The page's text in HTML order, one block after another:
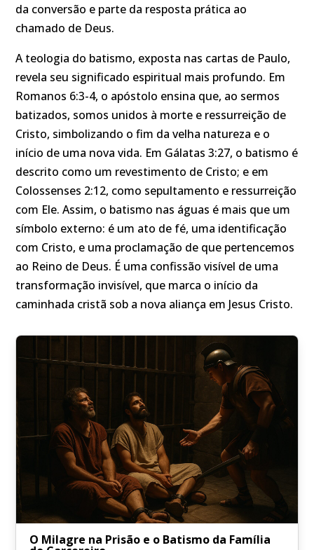
da conversão e parte da resposta prática ao
chamado de Deus.
A teologia do batismo, exposta nas cartas de Paulo,
revela seu significado espiritual mais profundo. Em
Romanos 6:3-4, o apóstolo ensina que, ao sermos
batizados, somos unidos à morte e ressurreição de
Cristo, simbolizando o fim da velha natureza e o
início de uma nova vida. Em Gálatas 3:27, o batismo é
descrito como um revestimento de Cristo; e em
Colossenses 2:12, como sepultamento e ressurreição
com Ele. Assim, o batismo nas águas é mais que um
símbolo externo: é um ato de fé, uma identificação
com Cristo, e uma proclamação de que pertencemos
ao Reino de Deus. É uma confissão visível de uma
transformação invisível, que marca o início da
caminhada cristã sob a nova aliança em Jesus Cristo.
O Milagre na Prisão e o Batismo da Família